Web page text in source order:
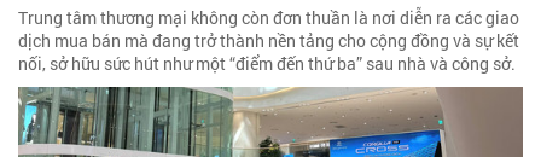
Trung tâm thương mại không còn đơn thuần là nơi diễn ra các giao
dịch mua bán mà đang trở thành nền tảng cho cộng đồng và sự kết
nối, sở hữu sức hút như một “điểm đến thứ ba” sau nhà và công sở.